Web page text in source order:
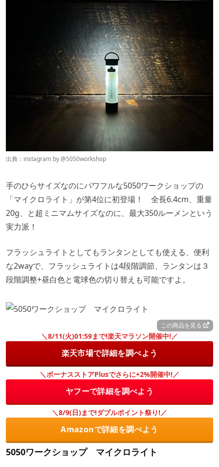
出典：instagram by @5050workshop
手のひらサイズなのにパワフルな5050ワークショップの
「マイクロライト」が第4位に初登場！ 全長6.4cm、重量
20g、と超ミニマムサイズなのに、最大350ルーメンという
実力派！
フラッシュライトとしてもランタンとしても使える、便利
な2wayで、フラッシュライトは4段階調節、ランタンは３
段階調整+昼白色と電球色の切り替えも可能ですよ。
この商品を見る
＼8/11(火)01:59まで!楽天マラソン開催中!／
楽天市場で詳細を調べよう
＼ボーナスストアPlusでさらに+2%開催中!／
ヤフーで詳細を調べよう
＼8/9(日)まで!ダブルポイント祭り!／
Amazonで詳細を調べよう
5050ワークショップ マイクロライト